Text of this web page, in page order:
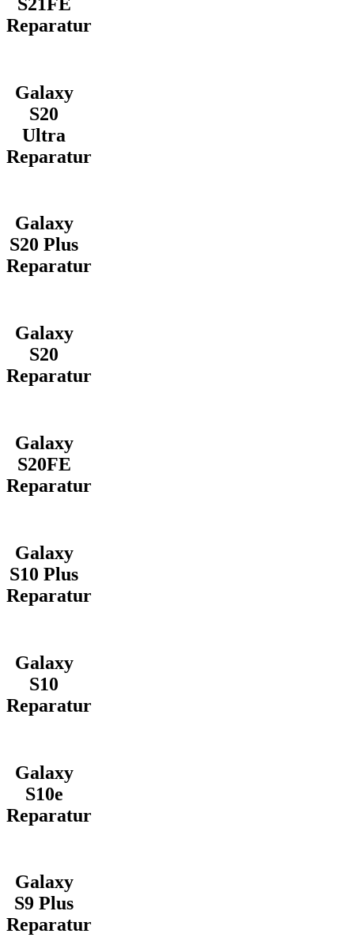
Reparatur
Galaxy
S20
Ultra
Reparatur
Galaxy
S20 Plus
Reparatur
Galaxy
S20
Reparatur
Galaxy
S20FE
Reparatur
Galaxy
S10 Plus
Reparatur
Galaxy
S10
Reparatur
Galaxy
S10e
Reparatur
Galaxy
S9 Plus
Reparatur